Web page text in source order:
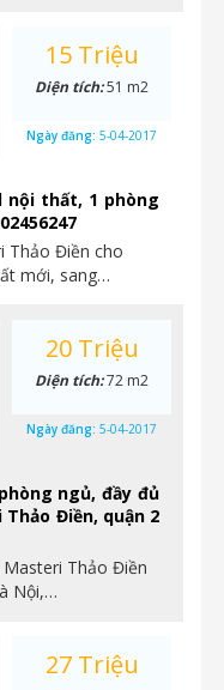
nội thất, 1 phòng
Thảo Điền cho
mới, sang…
15 Triệu
Diện tích:51 m2
Ngày đăng: 5-04-2017
ngủ, đầy đủ
Điền, quận 2
Thảo Điền
Nội,…
20 Triệu
Diện tích:72 m2
Ngày đăng: 5-04-2017
27 Triệu